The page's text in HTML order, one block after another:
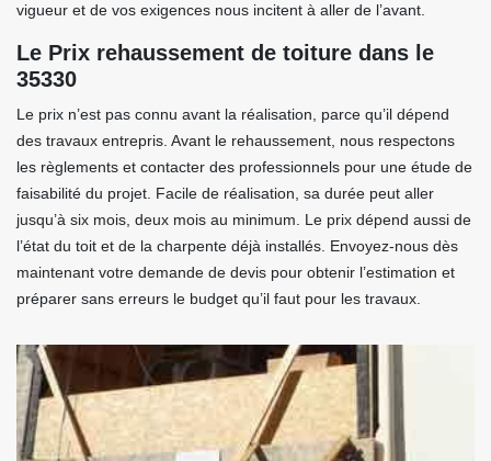
vigueur et de vos exigences nous incitent à aller de l’avant.
Le Prix rehaussement de toiture dans le
35330
Le prix n’est pas connu avant la réalisation, parce qu’il dépend
des travaux entrepris. Avant le rehaussement, nous respectons
les règlements et contacter des professionnels pour une étude de
faisabilité du projet. Facile de réalisation, sa durée peut aller
jusqu’à six mois, deux mois au minimum. Le prix dépend aussi de
l’état du toit et de la charpente déjà installés. Envoyez-nous dès
maintenant votre demande de devis pour obtenir l’estimation et
préparer sans erreurs le budget qu’il faut pour les travaux.